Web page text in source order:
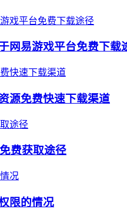
网易游戏平台免费下载
源免费快速下载渠道
费获取途径
限的情况